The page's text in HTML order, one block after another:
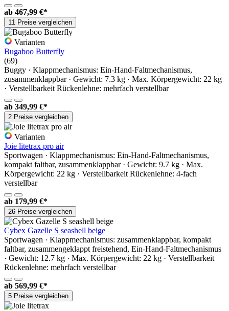
ab 467,99 €*
11 Preise vergleichen
Varianten
Bugaboo Butterfly
(69)
Buggy · Klappmechanismus: Ein-Hand-Faltmechanismus,
zusammenklappbar · Gewicht: 7.3 kg · Max. Körpergewicht: 22 kg
· Verstellbarkeit Rückenlehne: mehrfach verstellbar
ab 349,99 €*
2 Preise vergleichen
Varianten
Joie litetrax pro air
Sportwagen · Klappmechanismus: Ein-Hand-Faltmechanismus,
kompakt faltbar, zusammenklappbar · Gewicht: 9.7 kg · Max.
Körpergewicht: 22 kg · Verstellbarkeit Rückenlehne: 4-fach
verstellbar
ab 179,99 €*
26 Preise vergleichen
Cybex Gazelle S seashell beige
Sportwagen · Klappmechanismus: zusammenklappbar, kompakt
faltbar, zusammengeklappt freistehend, Ein-Hand-Faltmechanismus
· Gewicht: 12.7 kg · Max. Körpergewicht: 22 kg · Verstellbarkeit
Rückenlehne: mehrfach verstellbar
ab 569,99 €*
5 Preise vergleichen